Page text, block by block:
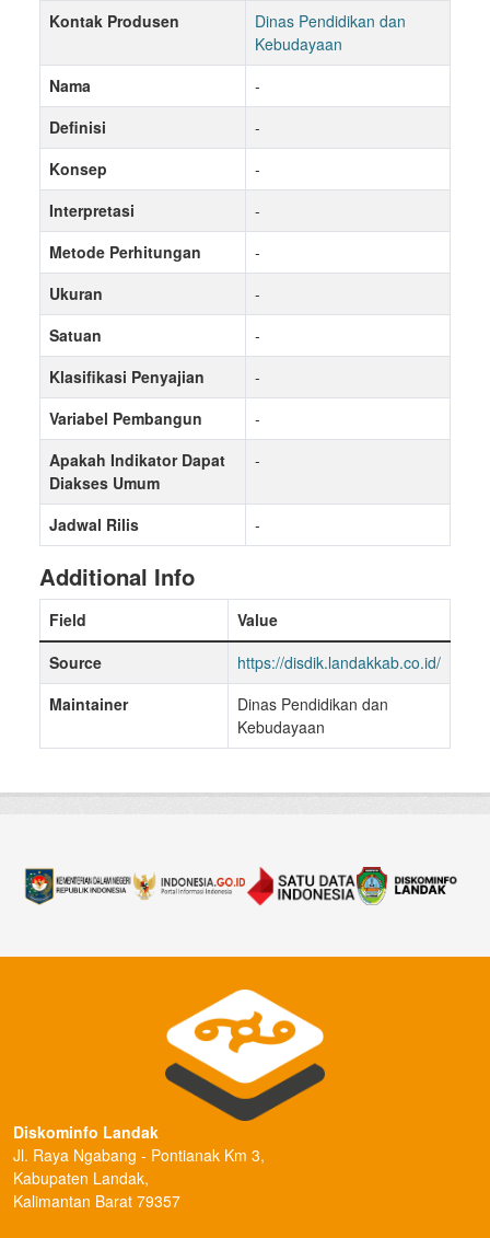
Kontak Produsen
Dinas Pendidikan dan
Kebudayaan
Nama
-
Definisi
-
Konsep
-
Interpretasi
-
Metode Perhitungan
-
Ukuran
-
Satuan
-
Klasifikasi Penyajian
-
Variabel Pembangun
-
Apakah Indikator Dapat
Diakses Umum
-
Jadwal Rilis -
Additional Info
Field
Value
Source
https://disdik.landakkab.co.id/
Maintainer
Dinas Pendidikan dan
Kebudayaan
Diskominfo Landak
Jl. Raya Ngabang - Pontianak Km 3,
Kabupaten Landak,
Kalimantan Barat 79357